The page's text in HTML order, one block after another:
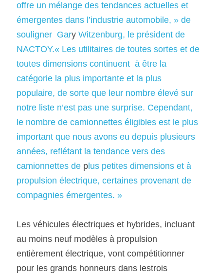
offre un mélange des tendances actuelles et
émergentes dans l’industrie automobile, » de
souligner  Gary Witzenburg, le président de
NACTOY.« Les utilitaires de toutes sortes et de
toutes dimensions continuent  à être la
catégorie la plus importante et la plus
populaire, de sorte que leur nombre élevé sur
notre liste n’est pas une surprise. Cependant,
le nombre de camionnettes éligibles est le plus
important que nous avons eu depuis plusieurs
années, reflétant la tendance vers des
camionnettes de p lus petites dimensions et à
propulsion électrique, certaines provenant de
compagnies émergentes. »
Les véhicules électriques et hybrides, incluant
au moins neuf modèles à propulsion
entièrement électrique, vont compétitionner
pour les grands honneurs dans lestrois